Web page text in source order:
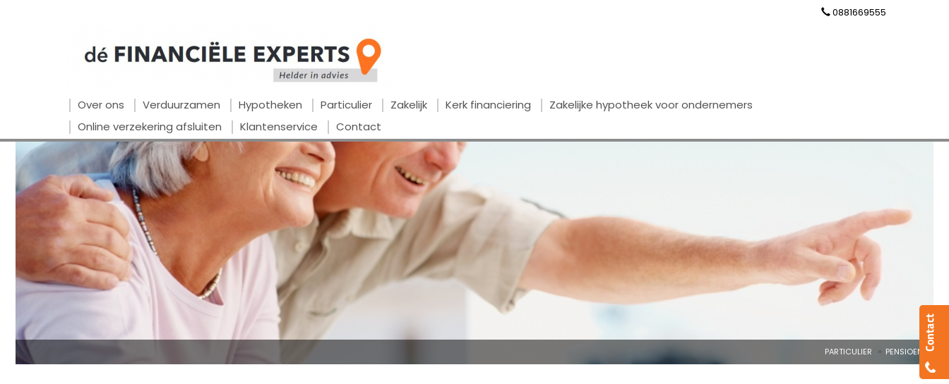
0881669555
Over ons Verduurzamen Hypotheken Particulier Zakelijk Kerk financiering
Zakelijke hypotheek voor ondernemers
Online verzekering afsluiten
Klantenservice Contact
PARTICULIER PENSIOEN